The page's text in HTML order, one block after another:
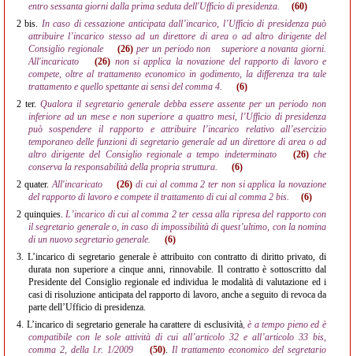
entro sessanta giorni dalla prima seduta dell'Ufficio di presidenza.
(60)
2 bis. In caso di cessazione anticipata dall’incarico, l’Ufficio di presidenza può
attribuire l’incarico stesso ad un direttore di area o ad altro dirigente del
Consiglio regionale
(26) per un periodo non
superiore a novanta giorni.
All'incaricato
(26) non si applica la novazione del rapporto di lavoro e
compete, oltre al trattamento economico in godimento, la differenza tra tale
trattamento e quello spettante ai sensi del comma 4.
(6)
2 ter. Qualora il segretario generale debba essere assente per un periodo non
inferiore ad un mese e non superiore a quattro mesi, l’Ufficio di presidenza
può sospendere il rapporto e attribuire l’incarico relativo all’esercizio
temporaneo delle funzioni di segretario generale ad un direttore di area o ad
altro dirigente del Consiglio regionale a tempo indeterminato
(26)che
conserva la responsabilità della propria struttura.
(6)
2 quater. All'incaricato (26) di cui al comma 2 ter non si applica la novazione
del rapporto di lavoro e compete il trattamento di cui al comma 2 bis.
(6)
2 quinquies. L’incarico di cui al comma 2 ter cessa alla ripresa del rapporto con
il segretario generale o, in caso di impossibilità di quest’ultimo, con la nomina
di un nuovo segretario generale.
(6)
3. L’incarico di segretario generale è attribuito con contratto di diritto privato, di
durata non superiore a cinque anni, rinnovabile. Il contratto è sottoscritto dal
Presidente del Consiglio regionale ed individua le modalità di valutazione ed i
casi di risoluzione anticipata del rapporto di lavoro, anche a seguito di revoca da
parte dell’Ufficio di presidenza.
4. L’incarico di segretario generale ha carattere di esclusività, è a tempo pieno ed è
compatibile con le sole attività di cui all’articolo 32 e all’articolo 33 bis,
comma 2, della l.r. 1/2009
(50). Il trattamento economico del segretario